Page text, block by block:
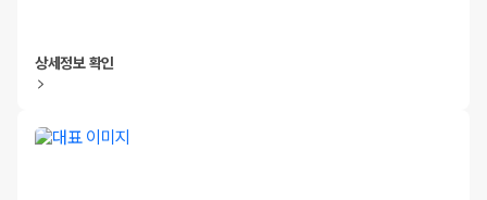
상세정보 확인